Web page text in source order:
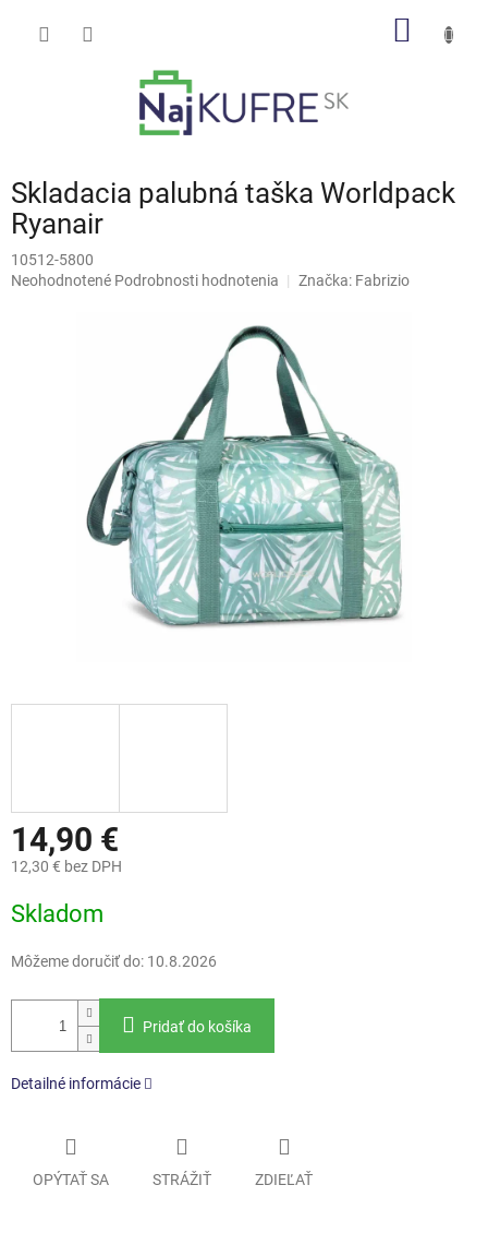
Skladacia palubná taška Worldpack
Ryanair
10512-5800
Priemerné
Neohodnotené Podrobnosti hodnotenia Značka: Fabrizio
14,90 €
12,30 € bez DPH
cena:
Skladom
Môžeme doručiť do: 10.8.2026
Pridať do košíka
Detailné informácie
OPÝTAŤ SA STRÁŽIŤ ZDIEĽAŤ